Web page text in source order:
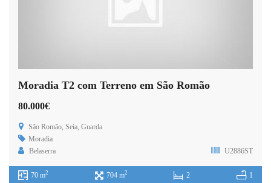
Moradia T2 com Terreno em São Romão
80.000€
São Romão, Seia, Guarda
Moradia
Belaserra
U2886ST
70 m2 704 m2 2 1